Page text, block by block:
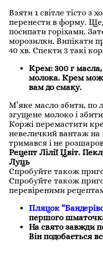
Взяти 1 світле тісто з
перенести в форму.
посипати горіхами.
морозилки. Випікати
40 хв. Спекти 3 такі
Крем: 300 г
молока. Крем
вам до смаку.
М’яке масло збити, по
згущене молоко і
Коржі перемастити
невеличкий вантаж на
тримався і не
Рецепт Лілії Цвіт.
Луць
Спробуйте також
Спробуйте також
перевіреними
Пляцок
першого
На свято завжди
Він подобається